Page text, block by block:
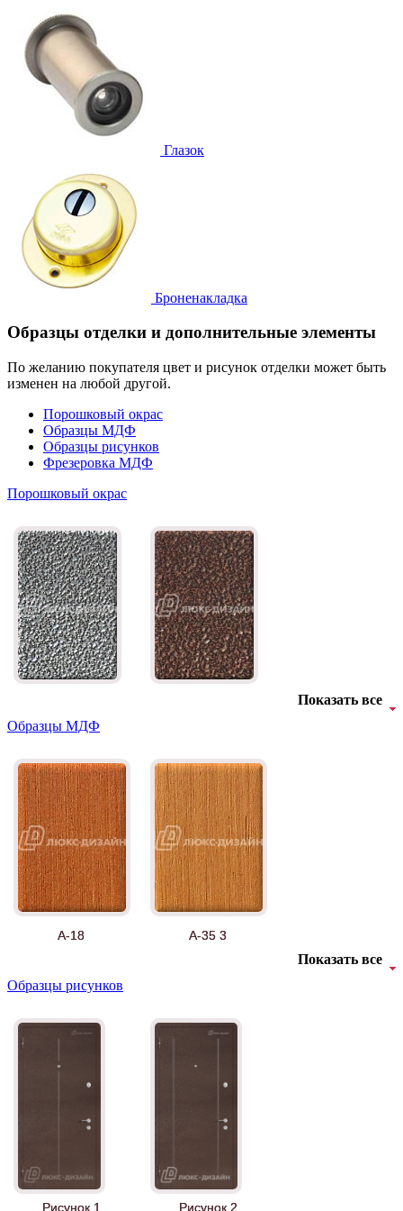
Глазок
Броненакладка
Образцы отделки и дополнительные элементы
По желанию покупателя цвет и рисунок отделки может быть
изменен на любой другой.
Порошковый окрас
Образцы МДФ
Образцы рисунков
Фрезеровка МДФ
Порошковый окрас
Показать все
Образцы МДФ
А-18 А-35 3
Показать все
Образцы рисунков
Рисунок 1 Рисунок 2